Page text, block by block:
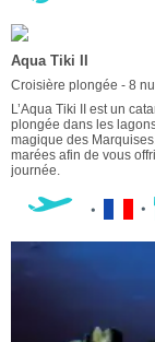
Aqua Tiki II
Croisière plongée - 8
L’Aqua Tiki II est un
plongée dans les
magique des
marées afin de vous
journée.